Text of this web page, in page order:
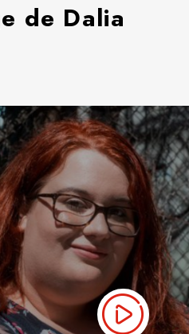
de Dalia